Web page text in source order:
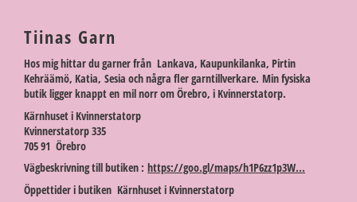
Tiinas Garn
Hos mig hittar du garner från Lankava, Kaupunkilanka, Pirtin
Kehräämö, Katia, Sesia och några fler garntillverkare. Min fysiska
butik ligger knappt en mil norr om Örebro, i Kvinnerstatorp.
Kärnhuset i Kvinnerstatorp
Kvinnerstatorp 335
705 91 Örebro
Vägbeskrivning till butiken : https://goo.gl/maps/h1P6zz1p3W...
Öppettider i butiken Kärnhuset i Kvinnerstatorp